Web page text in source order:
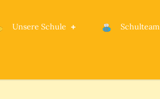
Rheinstetten
Unsere Schule Schulteam